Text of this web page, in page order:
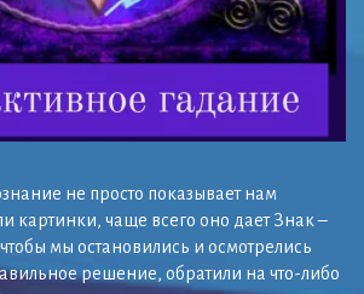
не просто показывает нам
картинки, чаще всего оно дает Знак –
чтобы мы остановились и осмотрелись
решение, обратили на что-либо